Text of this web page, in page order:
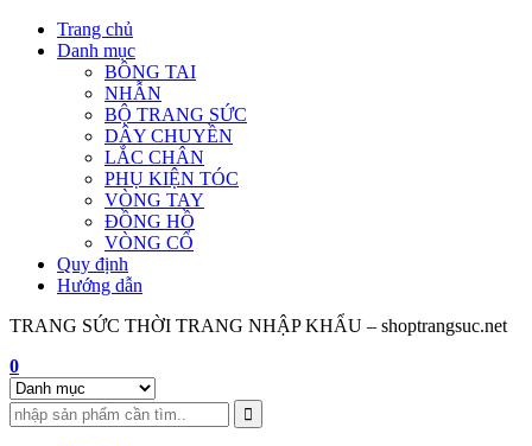
Skip
Trang chủ
Danh mục
BÔNG TAI
NHẪN
BỘ TRANG SỨC
DÂY CHUYỀN
LẮC CHÂN
PHỤ KIỆN TÓC
VÒNG TAY
ĐỒNG HỒ
VÒNG CỔ
Quy định
Hướng dẫn
TRANG SỨC THỜI TRANG NHẬP KHẨU – shoptrangsuc.net
0